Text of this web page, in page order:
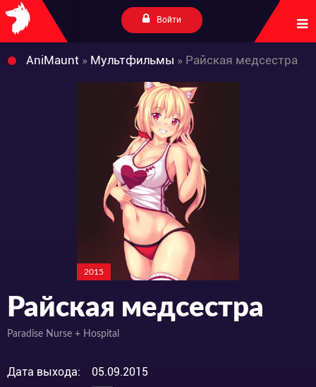
Войти
AniMaunt » Мультфильмы » Райская медсестра
2015
Райская медсестра
Paradise Nurse + Hospital
Дата выхода:
05.09.2015